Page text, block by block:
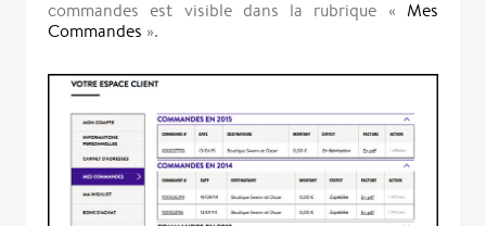
commandes est visible dans la rubrique « Mes
Commandes ».